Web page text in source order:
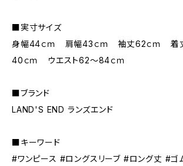
■実寸サイズ
身幅44ｃｍ 肩幅43ｃｍ 袖丈62ｃｍ 着
40ｃｍ ウエスト62～84ｃｍ
■ブランド
LAND'S END ランズエンド
■キーワード
#ワンピース #ロングスリーブ #ロング丈 #ゴ